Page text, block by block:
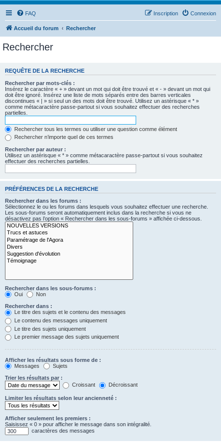
FAQ Connexion
Inscription
Accueil du forum Rechercher
Rechercher
REQUÊTE DE LA RECHERCHE
Rechercher par mots-clés :
Insérez le caractère « + » devant un mot qui doit être trouvé et « - » devant un mot qui
doit être ignoré. Insérez une liste de mots séparés entre des barres verticales
discontinues « | » si seul un des mots doit être trouvé. Utilisez un astérisque « * »
comme métacaractère passe-partout si vous souhaitez effectuer des recherches
partielles.
Rechercher tous les termes ou utiliser une question comme élément
Rechercher n’importe quel de ces termes
Rechercher par auteur :
Utilisez un astérisque « * » comme métacaractère passe-partout si vous souhaitez
effectuer des recherches partielles.
PRÉFÉRENCES DE LA RECHERCHE
Rechercher dans les forums :
Sélectionnez le ou les forums dans lesquels vous souhaitez effectuer une recherche.
Les sous-forums seront automatiquement inclus dans la recherche si vous ne
désactivez pas l’option « Rechercher dans les sous-forums » affichée ci-dessous.
Rechercher dans les sous-forums :
Oui
Non
Rechercher dans :
Le titre des sujets et le contenu des messages
Le contenu des messages uniquement
Le titre des sujets uniquement
Le premier message des sujets uniquement
Afficher les résultats sous forme de :
Messages
Sujets
Trier les résultats par :
Croissant
Décroissant
Limiter les résultats selon leur ancienneté :
Afficher seulement les premiers :
Saisissez « 0 » pour afficher le message dans son intégralité.
caractères des messages